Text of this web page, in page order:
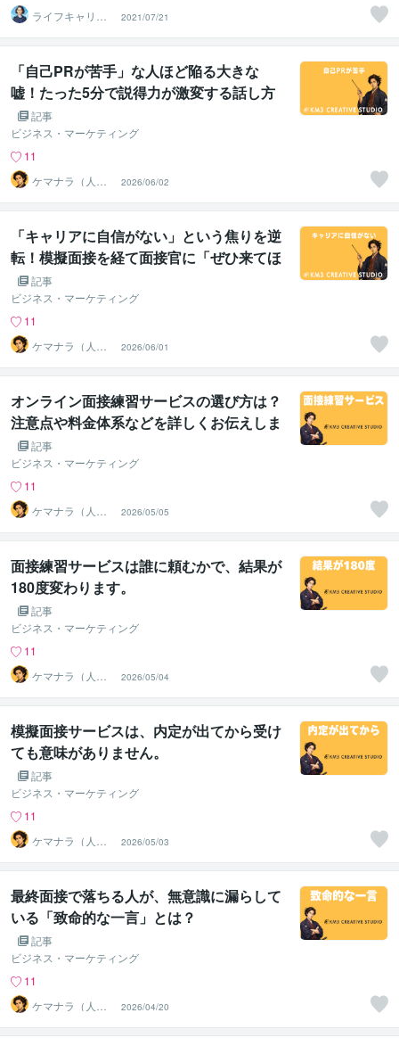
ライフキャリア
相談室｜NIIDA
2021/07/21
「自己PRが苦手」な人ほど陥る大きな
嘘！たった5分で説得力が激変する話し方
とは記事
ビジネス・マーケティング
11
ケマナラ（人
事・採用コンサ
ルタント）
2026/06/02
「キャリアに自信がない」という焦りを逆
転！模擬面接を経て面接官に「ぜひ来てほ
しい」と言わせる方法
記事
ビジネス・マーケティング
11
ケマナラ（人
事・採用コンサ
ルタント）
2026/06/01
オンライン面接練習サービスの選び方は？
注意点や料金体系などを詳しくお伝えしま
す。記事
ビジネス・マーケティング
11
ケマナラ（人
事・採用コンサ
ルタント）
2026/05/05
面接練習サービスは誰に頼むかで、結果が
180度変わります。
記事
ビジネス・マーケティング
11
ケマナラ（人
事・採用コンサ
ルタント）
2026/05/04
模擬面接サービスは、内定が出てから受け
ても意味がありません。
記事
ビジネス・マーケティング
11
ケマナラ（人
事・採用コンサ
ルタント）
2026/05/03
最終面接で落ちる人が、無意識に漏らして
いる「致命的な一言」とは？
記事
ビジネス・マーケティング
11
ケマナラ（人
事・採用コンサ
ルタント）
2026/04/20